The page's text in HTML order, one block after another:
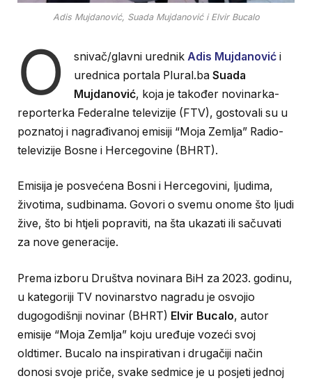
Adis Mujdanović, Suada Mujdanović i Elvir Bucalo
O snivač/glavni urednik Adis Mujdanović i
urednica portala Plural.ba Suada
Mujdanović, koja je također novinarka-
reporterka Federalne televizije (FTV), gostovali su u
poznatoj i nagrađivanoj emisiji “Moja Zemlja” Radio-
televizije Bosne i Hercegovine (BHRT).
Emisija je posvećena Bosni i Hercegovini, ljudima,
životima, sudbinama. Govori o svemu onome što ljudi
žive, što bi htjeli popraviti, na šta ukazati ili sačuvati
za nove generacije.
Prema izboru Društva novinara BiH za 2023. godinu,
u kategoriji TV novinarstvo nagradu je osvojio
dugogodišnji novinar (BHRT) Elvir Bucalo, autor
emisije “Moja Zemlja” koju uređuje vozeći svoj
oldtimer. Bucalo na inspirativan i drugačiji način
donosi svoje priče, svake sedmice je u posjeti jednoj